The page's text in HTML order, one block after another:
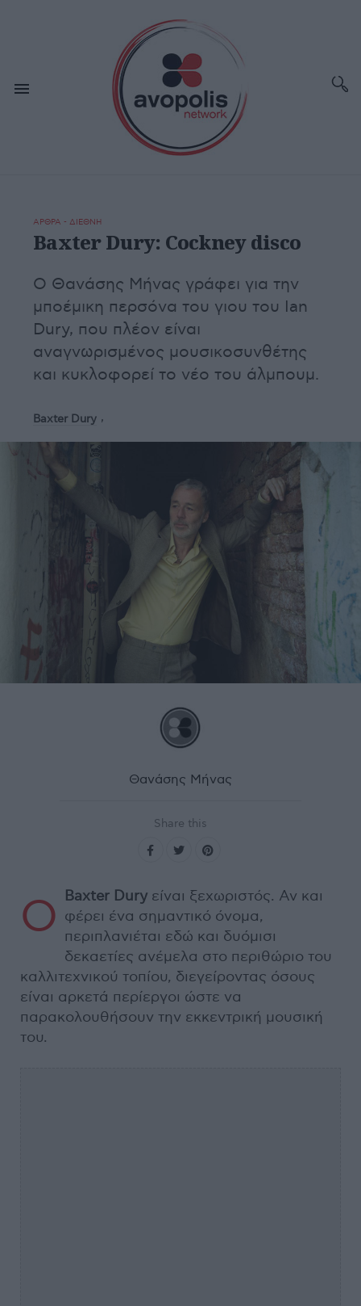
ΑΡΘΡΑ - ΔΙΕΘΝΗ
Baxter Dury: Cockney disco
Ο Θανάσης Μήνας γράφει για την
μποέμικη περσόνα του γιου του Ian
Dury, που πλέον είναι
αναγνωρισμένος μουσικοσυνθέτης
και κυκλοφορεί το νέο του άλμπουμ.
Baxter Dury
Θανάσης Μήνας
Share this
Ο Baxter Dury είναι ξεχωριστός. Αν και
φέρει ένα σημαντικό όνομα,
περιπλανιέται εδώ και δυόμισι
δεκαετίες ανέμελα στο περιθώριο του
καλλιτεχνικού τοπίου, διεγείροντας όσους
είναι αρκετά περίεργοι ώστε να
παρακολουθήσουν την εκκεντρική μουσική
του.